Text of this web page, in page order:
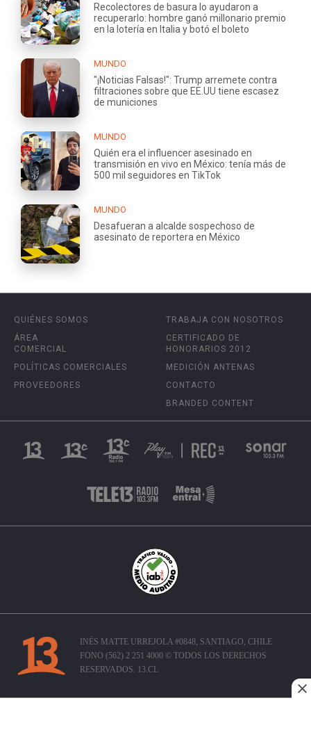
Recolectores de basura lo ayudaron a
recuperarlo: hombre ganó millonario premio
en la lotería en Italia y botó el boleto
MUNDO
"¡Noticias Falsas!": Trump arremete contra
filtraciones sobre que EE.UU tiene escasez
de municiones
MUNDO
Quién era el influencer asesinado en
transmisión en vivo en México: tenía más de
500 mil seguidores en TikTok
MUNDO
Desafueran a alcalde sospechoso de
asesinato de reportera en México
QUIÉNES SOMOS
ÁREA
COMERCIAL
POLÍTICAS COMERCIALES
PROVEEDORES
TRABAJA CON NOSOTROS
CERTIFICADO DE
HONORARIOS 2012
MEDICIÓN ANTENAS
CONTACTO
BRANDED CONTENT
INÉS MATTE URREJOLA #0848, SANTIAGO, CHILE
FONO (562) 2 251 4000 © TODOS LOS DERECHOS
RESERVADOS. 13.CL